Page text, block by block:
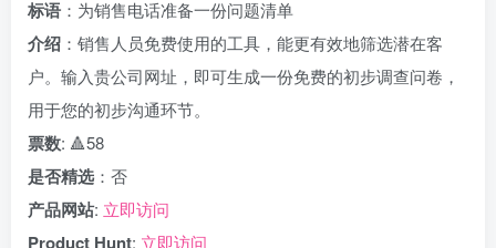
标语 ：为销售电话准备一份问题清单
介绍 ：销售人员免费使用的工具，能更有效地筛选潜在客
户。输入贵公司网址，即可生成一份免费的初步调查问卷，
用于您的初步沟通环节。
票数: 🔺58
是否精选 ：否
产品网站: 立即访问
Product Hunt: 立即访问